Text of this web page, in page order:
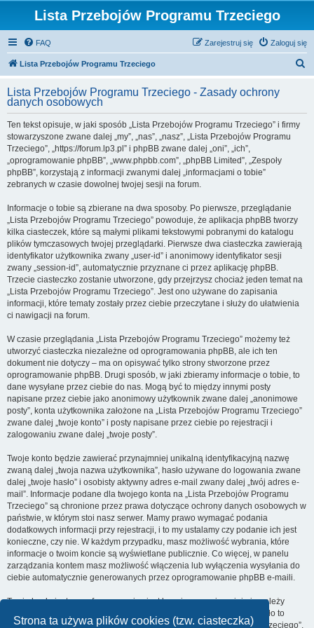
Strona ta używa plików cookies (tzw. ciasteczka)
Lista Przebojów Programu Trzeciego
FAQ Zaloguj się
Zarejestruj się
Lista Przebojów Programu Trzeciego
k
Lista Przebojów Programu Trzeciego - Zasady ochrony
danych osobowych
Ten tekst opisuje, w jaki sposób „Lista Przebojów Programu Trzeciego” i firmy
stowarzyszone zwane dalej „my”, „nas”, „nasz”, „Lista Przebojów Programu
Trzeciego”, „https://forum.lp3.pl” i phpBB zwane dalej „oni”, „ich”,
„oprogramowanie phpBB”, „www.phpbb.com”, „phpBB Limited”, „Zespoły
phpBB”, korzystają z informacji zwanymi dalej „informacjami o tobie”
zebranych w czasie dowolnej twojej sesji na forum.
Informacje o tobie są zbierane na dwa sposoby. Po pierwsze, przeglądanie
„Lista Przebojów Programu Trzeciego” powoduje, że aplikacja phpBB tworzy
kilka ciasteczek, które są małymi plikami tekstowymi pobranymi do katalogu
plików tymczasowych twojej przeglądarki. Pierwsze dwa ciasteczka zawierają
identyfikator użytkownika zwany „user-id” i anonimowy identyfikator sesji
zwany „session-id”, automatycznie przyznane ci przez aplikację phpBB.
Trzecie ciasteczko zostanie utworzone, gdy przejrzysz chociaż jeden temat na
„Lista Przebojów Programu Trzeciego”. Jest ono używane do zapisania
informacji, które tematy zostały przez ciebie przeczytane i służy do ułatwienia
ci nawigacji na forum.
W czasie przeglądania „Lista Przebojów Programu Trzeciego” możemy też
utworzyć ciasteczka niezależne od oprogramowania phpBB, ale ich ten
dokument nie dotyczy – ma on opisywać tylko strony stworzone przez
oprogramowanie phpBB. Drugi sposób, w jaki zbieramy informacje o tobie, to
dane wysyłane przez ciebie do nas. Mogą być to między innymi posty
napisane przez ciebie jako anonimowy użytkownik zwane dalej „anonimowe
posty”, konta użytkownika założone na „Lista Przebojów Programu Trzeciego”
zwane dalej „twoje konto” i posty napisane przez ciebie po rejestracji i
zalogowaniu zwane dalej „twoje posty”.
Twoje konto będzie zawierać przynajmniej unikalną identyfikacyjną nazwę
zwaną dalej „twoja nazwa użytkownika”, hasło używane do logowania zwane
dalej „twoje hasło” i osobisty aktywny adres e-mail zwany dalej „twój adres e-
mail”. Informacje podane dla twojego konta na „Lista Przebojów Programu
Trzeciego” są chronione przez prawa dotyczące ochrony danych osobowych w
państwie, w którym stoi nasz serwer. Mamy prawo wymagać podania
dodatkowych informacji przy rejestracji, i to my ustalamy czy podanie ich jest
konieczne, czy nie. W każdym przypadku, masz możliwość wybrania, które
informacje o twoim koncie są wyświetlane publicznie. Co więcej, w panelu
zarządzania kontem masz możliwość włączenia lub wyłączenia wysyłania do
ciebie automatycznie generowanych przez oprogramowanie phpBB e-maili.
Twoje hasło jest zaszyfrowane, więc jest bezpieczne, niemniej nie należy
używać tego samego hasła na różnych witrynach internetowych. Hasło to
umożliwia dostęp do twojego konta na „Lista Przebojów Programu Trzeciego”,